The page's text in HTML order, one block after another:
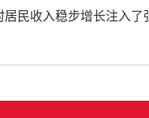
民收入稳步增长注入了